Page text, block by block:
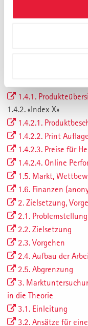
Abkürzungsverzeichnis
1.3. Organisation
1.4.1.
1.4.2. «Index X»
1.4.2.1.
1.4.2.2. Print
1.4.2.3. Preise für
1.4.2.4. Online
1.5. Markt,
1.6. Finanzen
2. Zielsetzung,
2.1. Problemstellung
2.2. Zielsetzung
2.3. Vorgehen
2.4. Aufbau der
2.5. Abgrenzung
3.
in die Theorie
3.1. Einleitung
3.2. Ansätze für